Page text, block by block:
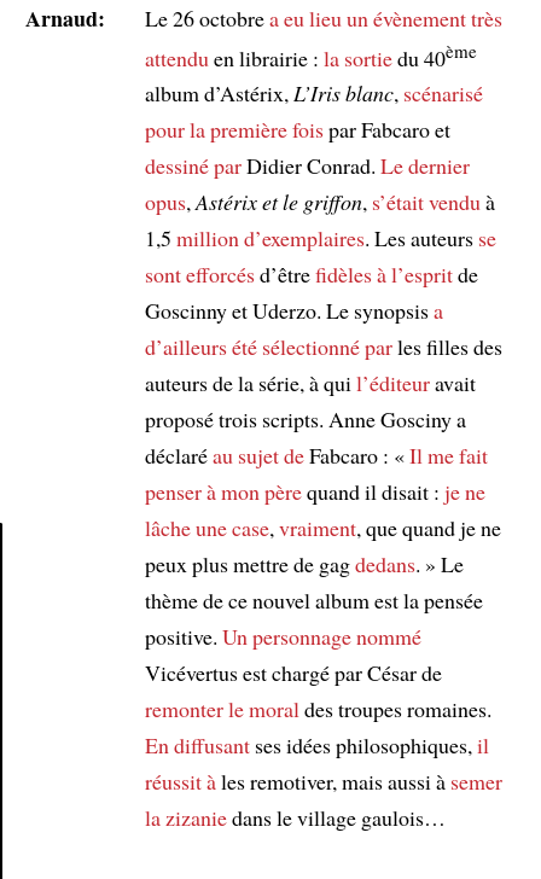
Arnaud: Le 26 octobrea eu lieu un évènement très
attendu en librairie : la sortiedu 40ème
album d’Astérix,L’Iris blanc, scénarisé
pour la première foispar Fabcaro et
dessiné parDidier Conrad. Le dernier
opus,Astérix et le griffon, s’était venduà
1,5 million d’exemplaires. Les auteurs se
sont efforcésd’êtrefidèles à l’espritde
Goscinny et Uderzo. Le synopsisa
d’ailleurs été sélectionné parles filles des
auteurs de la série, à quil’éditeuravait
proposé trois scripts. Anne Gosciny a
déclaréau sujet deFabcaro : «Il me fait
penser à mon pèrequand il disait : je ne
lâcheune case,vraiment, que quand je ne
peux plus mettre de gagdedans. » Le
thème de ce nouvel album est la pensée
positive. Un personnagenommé
Vicévertus est chargé par César de
remonter le moraldes troupes romaines.
En diffusantses idées philosophiques,il
réussit àles remotiver, mais aussi à semer
la zizaniedans le village gaulois…